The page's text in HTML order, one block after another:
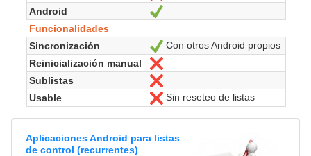
Android
Funcionalidades
Sincronización
Sí
Con otros Android propios
Reinicialización manual
Sublistas
Usable
No
Sin reseteo de listas
Aplicaciones Android para listas
de control (recurrentes)